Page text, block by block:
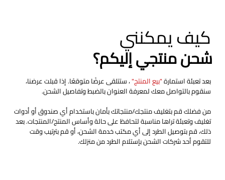
كيف يمكنني
شحن منتجي إليكم؟
بعد تعبئة استمارة"بيع المنتج"، ستتلقى عرضًا متوقعًا. إذا قبلت عرضنا،
سنقوم بالتواصل معك لمعرفة العنوان بالضبط وتفاصيل الشحن.
من فضلك قم بتغليف منتجك/منتجاتك بأمان باستخدام أي صندوق أو أدوات
تغليف وتعبئة تراها مناسبة لتحافظ على حالة وأساس المنتج/المنتجات. بعد
ذلك، قم بتوصيل الطرد إلى أي مكتب خدمة الشحن، أو قم بترتيب وقت
للتقوم أحد شركات الشحن بإستلام الطرد من منزلك.